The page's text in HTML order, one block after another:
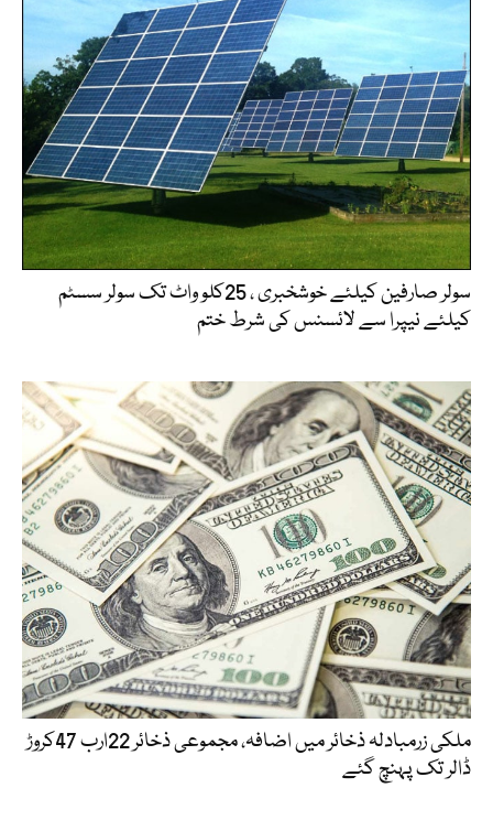
سولر صارفین کیلئے خوشخبری ، 25کلو واٹ تک سولر سسٹم
کیلئے نیپرا سے لائسنس کی شرط ختم
ملکی زرمبادلہ ذخائر میں اضافہ، مجموعی ذخائر 22ارب 47کروڑ
ڈالر تک پہنچ گئے